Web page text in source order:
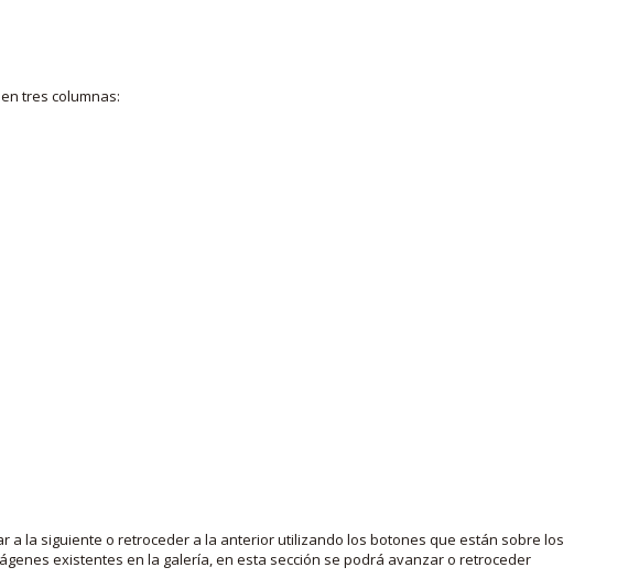
tres columnas:
la siguiente o retroceder a la anterior utilizando los botones que están sobre los
existentes en la galería, en esta sección se podrá avanzar o retroceder